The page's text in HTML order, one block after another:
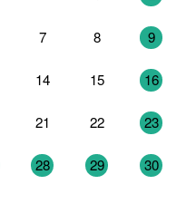
7 8 9
14 15 16
21 22 23
28 29 30